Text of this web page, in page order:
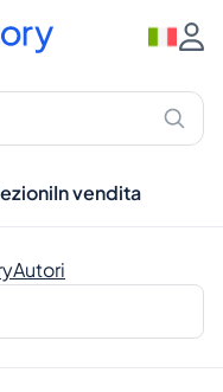
In vendita
Autori